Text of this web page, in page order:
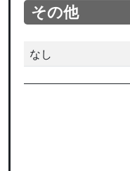
その他
なし